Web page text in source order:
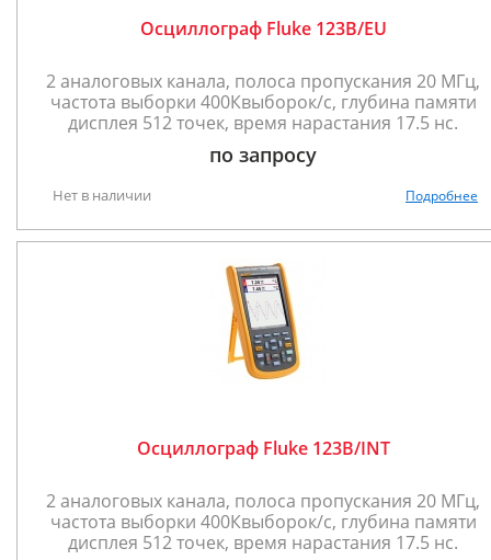
Осциллограф Fluke 123B/EU
2 аналоговых канала, полоса пропускания 20 МГц,
частота выборки 400Квыборок/с, глубина памяти
дисплея 512 точек, время нарастания 17.5 нс.
по запросу
Нет в наличии Подробнее
Осциллограф Fluke 123B/INT
2 аналоговых канала, полоса пропускания 20 МГц,
частота выборки 400Квыборок/с, глубина памяти
дисплея 512 точек, время нарастания 17.5 нс.